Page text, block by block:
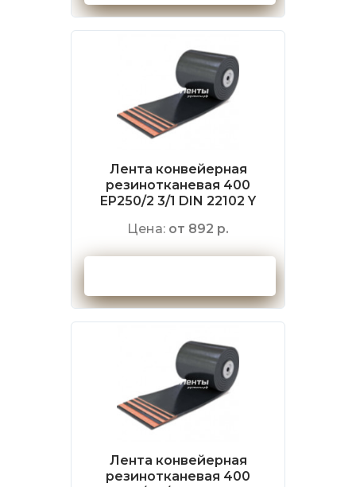
Лента конвейерная
резинотканевая 400
EP250/2 3/1 DIN 22102 Y
Цена: от 892 р.
Лента конвейерная
резинотканевая 400